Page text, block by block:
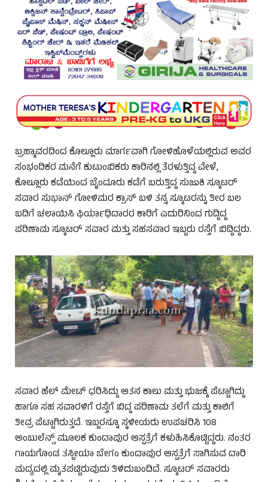
ಬ್ರಹ್ಮಾವರದಿಂದ ಕೊಲ್ಲೂರು ಮಾರ್ಗವಾಗಿ ಗೋಳಿಹೊಳೆಯಲ್ಲಿರುವ ಅವರ
ಸಂಭಂದಿಕರ ಮನೆಗೆ ಕುಟುಂಬಿಕರು ಕಾರಿನಲ್ಲಿ ತೆರಳುತ್ತಿದ್ದ ವೇಳೆ,
ಕೊಲ್ಲೂರು ಕಡೆಯಿಂದ ಬೈಂದೂರು ಕಡೆಗೆ ಬರುತ್ತಿದ್ದ ಸುಜುಕಿ ಸ್ಕೂಟರ್‌
ಸವಾರ ಸುಭಾನ್‌ ಗೋಳಿಮರ ಕ್ರಾಸ್ ಬಳಿ ತನ್ನ ಸ್ಕೂಟರನ್ನು ತೀರ ಬಲ
ಬದಿಗೆ ಚಲಾಯಿಸಿ ಫಿರ್ಯಾಧಿದಾರರ ಕಾರಿಗೆ ಎದುರಿನಿಂದ ಗುದ್ದಿದ್ದ
ಪರಿಣಾಮ ಸ್ಕೂಟರ್‌ ಸವಾರ ಮತ್ತು ಸಹಸವಾರ ಇಬ್ಬರು ರಸ್ತೆಗೆ ಬಿದ್ದಿದ್ದರು.
ಸವಾರ ಹೆಲ್‌ ಮೇಟ್‌ ಧರಿಸಿದ್ದು ಆತನ ಕಾಲು ಮತ್ತು ಭುಜಕ್ಕೆ ಪೆಟ್ಟಾಗಿದ್ದು
ಹಾಗೂ ಸಹ ಸವಾರಳಿಗೆ ರಸ್ತೆಗೆ ಬಿದ್ದ ಪರಿಣಾಮ ತಲೆಗೆ ಮತ್ತು ಕಾಲಿಗೆ
ತೀವ್ರ ಪೆಟ್ಟಾಗಿರುತ್ತದೆ. ಇಬ್ಬರನ್ನೂ ಸ್ಥಳೀಯರು ಉಪಚರಿಸಿ 108
ಅಂಬುಲೆನ್ಸ್ ಮೂಲಕ ಕುಂದಾಪುರ ಆಸ್ಪತ್ರೆಗೆ ಕಳುಹಿಸಿಕೊಟ್ಟಿದ್ದರು. ನಂತರ
ಗಾಯಗೊಂಡ ತಸ್ಬೀಯಾ ಬೇಗಂ ಕುಂದಾಪುರ ಆಸ್ಪತ್ರೆಗೆ ಸಾಗಿಸುವ ದಾರಿ
ಮದ್ಯದಲ್ಲಿ ಮೃತಪಟ್ಟಿರುವುದು ತಿಳಿದುಬಂದಿದೆ. ಸ್ಕೂಟರ್‌ ಸವಾರರು